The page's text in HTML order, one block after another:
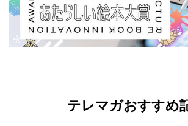
テレマガおすすめ